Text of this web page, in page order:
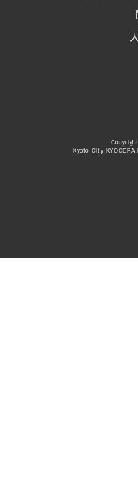
Kyoto City